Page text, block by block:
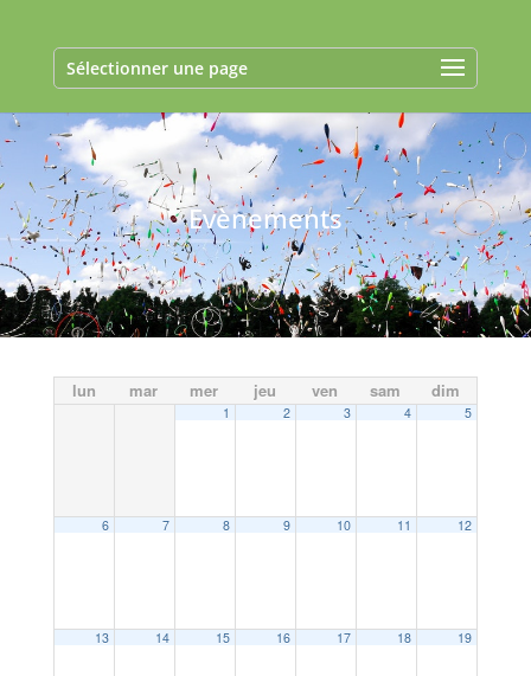
Sélectionner une page
Evènements
lun mar mer jeu ven sam dim
1 2 3 4 5
6 7 8 9 10 11 12
13 14 15 16 17 18 19